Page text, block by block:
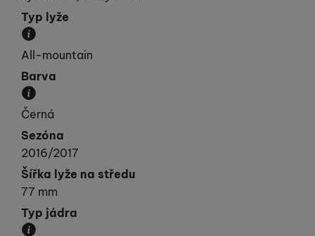
Typ lyže
Kategorie, do které lyže spadá svými vlastnostmi.
All-mountain
Barva
Převládající barva výrobku.
Černá
Sezóna
2016/2017
Šířka lyže na středu
77 mm
Typ jádra